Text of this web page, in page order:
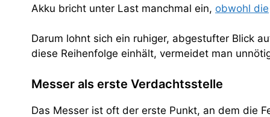
Akku bricht unter Last manchmal ein, obwohl die
Darum lohnt sich ein ruhiger, abgestufter Blick
diese Reihenfolge einhält, vermeidet man
Messer als erste Verdachtsstelle
Das Messer ist oft der erste Punkt, an dem die